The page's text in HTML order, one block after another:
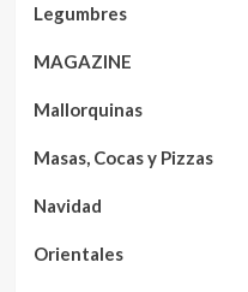
Legumbres
MAGAZINE
Mallorquinas
Masas, Cocas y Pizzas
Navidad
Orientales